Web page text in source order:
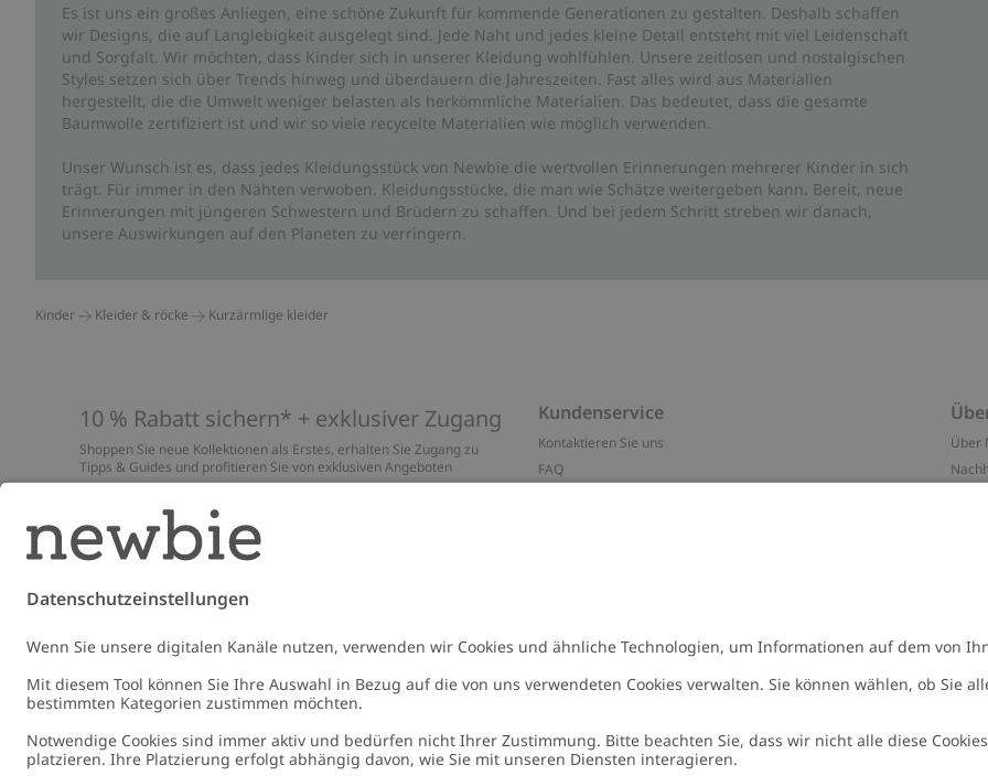
Es ist uns ein großes Anliegen, eine schöne Zukunft für kommende Generationen zu gestalten. Deshalb schaffen
wir Designs, die auf Langlebigkeit ausgelegt sind. Jede Naht und jedes kleine Detail entsteht mit viel Leidenschaft
und Sorgfalt. Wir möchten, dass Kinder sich in unserer Kleidung wohlfühlen. Unsere zeitlosen und nostalgischen
Styles setzen sich über Trends hinweg und überdauern die Jahreszeiten. Fast alles wird aus Materialien
hergestellt, die die Umwelt weniger belasten als herkömmliche Materialien. Das bedeutet, dass die gesamte
Baumwolle zertifiziert ist und wir so viele recycelte Materialien wie möglich verwenden.
Unser Wunsch ist es, dass jedes Kleidungsstück von Newbie die wertvollen Erinnerungen mehrerer Kinder in sich
trägt. Für immer in den Nähten verwoben. Kleidungsstücke, die man wie Schätze weitergeben kann. Bereit, neue
Erinnerungen mit jüngeren Schwestern und Brüdern zu schaffen. Und bei jedem Schritt streben wir danach,
unsere Auswirkungen auf den Planeten zu verringern.
Kinder Kleider & röcke Kurzärmlige kleider
10 % Rabatt sichern* + exklusiver Zugang
Shoppen Sie neue Kollektionen als Erstes, erhalten Sie Zugang zu
Tipps & Guides und profitieren Sie von exklusiven Angeboten
oder Angeboten kombinierbar. Gilt nicht für limitierte Artikel. Lies
unsere Datenschutzrichtlinie,
E-Mail
Kundenservice
Kontaktieren Sie uns
FAQ
Über